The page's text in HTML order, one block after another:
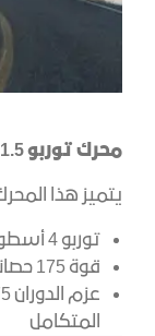
محرك توربو 1.5 لتر
يتميز هذا
توربو 4 أسطوانات 1.5 لتر
قوة 175 حصاناً
المتكامل